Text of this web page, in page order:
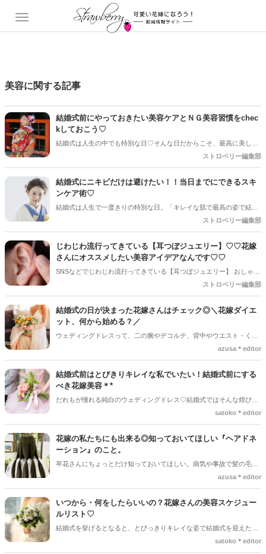
美容に関する記事
結婚式前にやっておきたい美容ケアとＮＧ美容習慣をchec
kしておこう♡
結婚式は人生の中でも特別な日♡そんな日だからこそ、最高に美しい
姿で迎えたいですよね♪*。「ドレスを着たときに肌ってキレイに見え
も、結婚式前の美容ケアはとても重要！！でも、間違った美容習慣を
続けてしまうと、逆に肌荒れやトラブルの原因になることも…。今回
の記事では、結婚式前にやっておくべき美容ケアと、避けるべきＮＧ
美容習慣を詳しく解説していきます♡ぜひcheckしてくださいね＊*
ストロベリー編集部
結婚式にニキビだけは避けたい！！当日までにできるスキ
ンケア術♡
結婚式は人生で一度きりの特別な日。「キレイな肌で最高の姿で結婚
式当日を迎えたい！！」と思っているプレ花嫁さんはきっと多いはず
んにとって最大の悩みのひとつですよね…。「あと１週間で結婚式な
のにニキビが治らない…。」「一応メイクで隠せるけれど、できれば
キレイな状態で迎えたい…。」そんな不安を抱えているプレ花嫁さん
のために「結婚式までにニキビを回避するためのスキンケア術」を徹
底解説♪スキンケアだけじゃなく、生活習慣や食事の見直しも含めて
ご紹介してくので、さっそく今日から取り入れてみてくださいね＊*ニ
キビに悩むことなく、最高の肌コンディションで結婚式当日を迎えま
しょう♡
ストロベリー編集部
じわじわ流行ってきている【耳つぼジュエリー】♡♡花嫁
さんにオススメしたい美容アイデアなんです♡♡
SNSなどでじわじわ流行ってきている【耳つぼジュエリー】 おしゃれ
で・かわいい！そして様々な効果があることで注目度があがっている
す♪
ストロベリー編集部
結婚式の日が決まった花嫁さんはチェック◎＼花嫁ダイエ
ット、何から始める？／
ウェディングドレスって、二の腕やデコルテ、背中やウエスト・くび
れのラインが出るデザインが多く、気になるパーツが余計に目立つ…
のお話＊ダイエットをする際に注意したい点や、ポイントなどをお伝
えしていきます♪
azusa＊editor
結婚式前はとびきりキレイな私でいたい！結婚式前にする
べき花嫁美容＊*
だれもが憧れる純白のウェディングドレス♡結婚式ではそんな煌びや
かなドレスや普段なかなかしてもらう機会がないヘアメイクなど、人
すよね♪*。ただ何も行動をしていないと、結婚式当日を最高のコンデ
ィションで迎えることが出来せん。あとから後悔しないためにも、結
婚が決まった瞬間から行動するようにしましょう**今回の記事では結
婚式が決まったときから結婚式当日までの美容スケジュールをご紹介
satoko＊editor
花嫁の私たちにも出来る◎知っておいてほしい『ヘアドネ
ーション』のこと。
卒花さんにちょっとだけ知っておいてほしい。病気や事故で髪の毛を
失った子供たちへ医療用ウィッグを作るために、髪の毛を寄付する活
られる花嫁さんに是非知ってほしいです＊
azusa＊editor
いつから・何をしたらいいの？花嫁さんの美容スケジュー
ルリスト♡
結婚式を挙げるとなると、とびっきりキレイな姿で結婚式を迎えたい
ですよね＊*プレ花嫁さんの中には結婚式当日に向けてダイエットなど
satoko＊editor